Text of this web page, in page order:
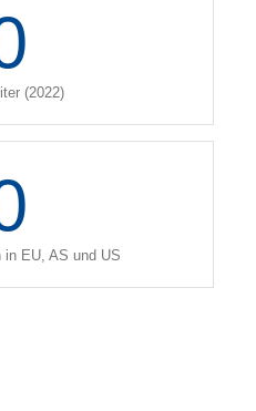
(2022)
in EU, AS und US